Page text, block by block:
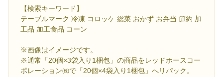
【検索キーワード】
テーブルマーク 冷凍 コロッケ 総菜 おかず お弁当 節約 加
工品 加工食品 コーン
※画像はイメージです。
※通常「20個×3袋入り1梱包」の商品をレッドホースコー
ポレーション㈱で「20個×4袋入り1梱包」へリパック。